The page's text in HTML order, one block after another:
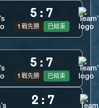
5 : 7
1 戰先勝 已結束
5 : 7
1 戰先勝 已結束
2 : 7